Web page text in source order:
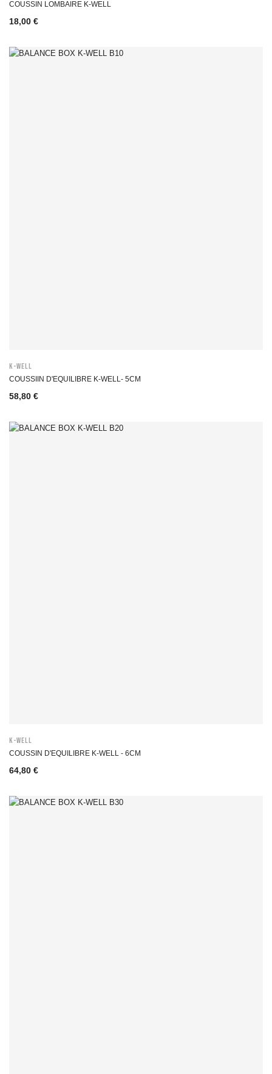
COUSSIN LOMBAIRE K-WELL
18,00 €
K-WELL
COUSSIIN D'EQUILIBRE K-WELL- 5CM
58,80 €
K-WELL
COUSSIN D'EQUILIBRE K-WELL - 6CM
64,80 €